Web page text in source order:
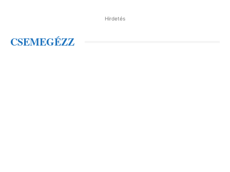
Hirdetés
CSEMEGÉZZ